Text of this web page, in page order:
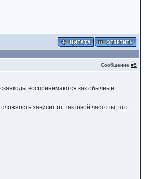
Сообщение#5
воспринимаются как обычные
зависит от тактовой частоты, что